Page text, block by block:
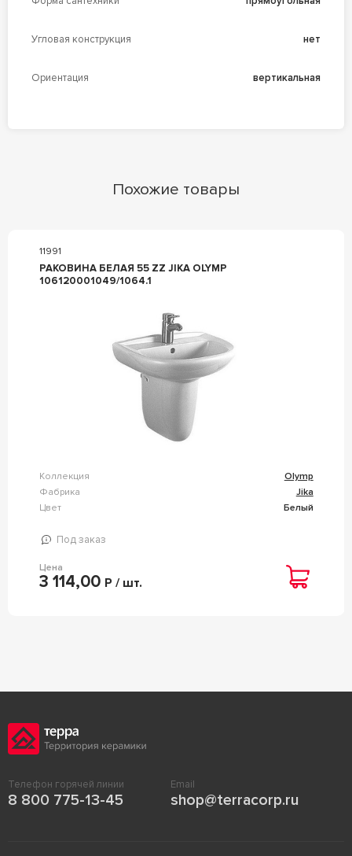
Угловая конструкция нет
Ориентация вертикальная
Похожие товары
11991
РАКОВИНА БЕЛАЯ 55 ZZ JIKA OLYMP
106120001049/1064.1
Коллекция
Olymp
Фабрика
Jika
Цвет
Белый
Под заказ
Цена
3 114,00 Р / шт.
Телефон горячей линии
8 800 775-13-45
Email
shop@terracorp.ru